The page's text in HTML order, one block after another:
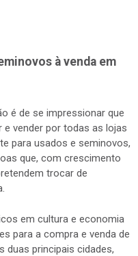
à venda em
é de se impressionar que
vender por todas as lojas
para usados e seminovos,
que, com crescimento
trocar de
em cultura e economia
para a compra e venda de
duas principais cidades,